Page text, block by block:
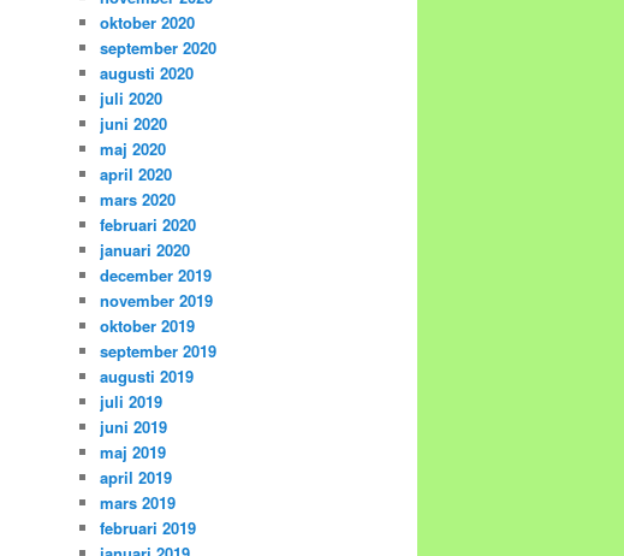
oktober 2020
september 2020
augusti 2020
juli 2020
juni 2020
maj 2020
april 2020
mars 2020
februari 2020
januari 2020
december 2019
november 2019
oktober 2019
september 2019
augusti 2019
juli 2019
juni 2019
maj 2019
april 2019
mars 2019
februari 2019